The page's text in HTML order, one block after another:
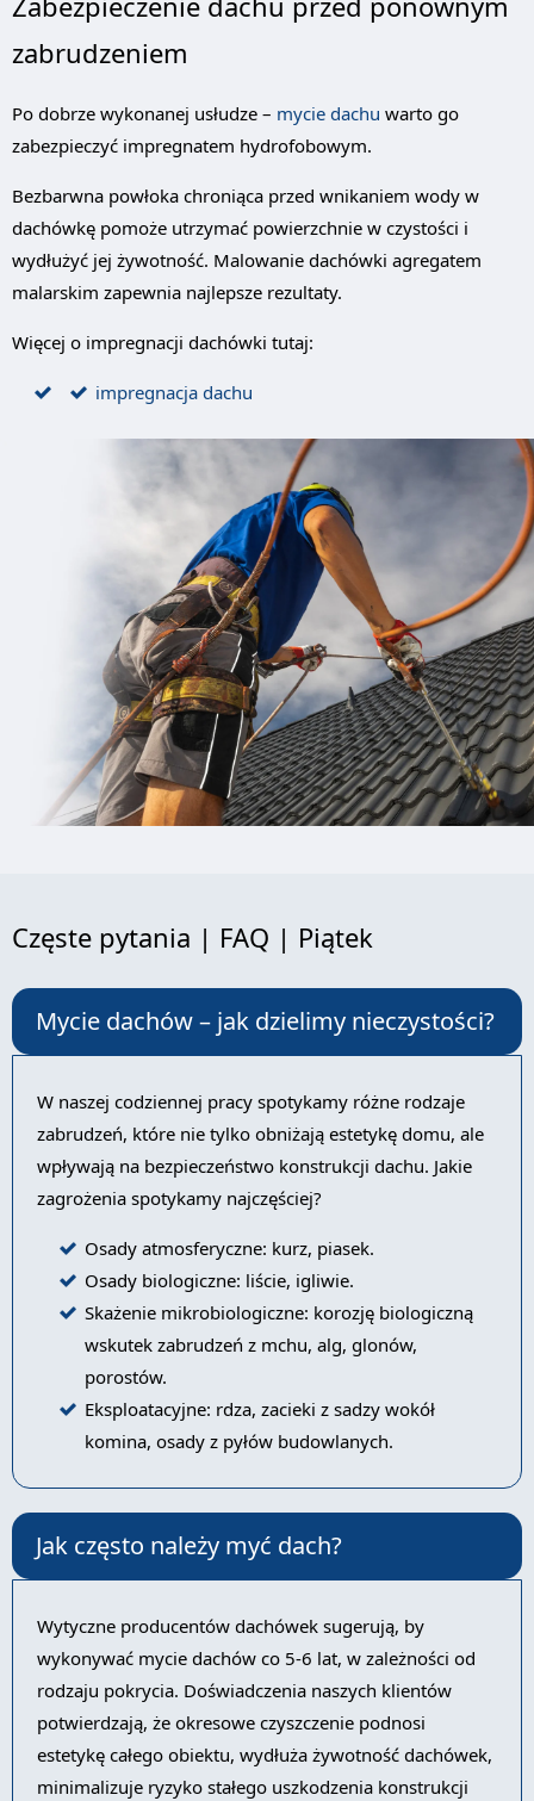
zabrudzeniem
Po dobrze wykonanej usłudze – mycie dachu warto go
zabezpieczyć impregnatem hydrofobowym.
Bezbarwna powłoka chroniąca przed wnikaniem wody w
dachówkę pomoże utrzymać powierzchnie w czystości i
wydłużyć jej żywotność. Malowanie dachówki agregatem
malarskim zapewnia najlepsze rezultaty.
Więcej o impregnacji dachówki tutaj:
impregnacja dachu
Częste pytania | FAQ | Piątek
Mycie dachów – jak dzielimy nieczystości?
W naszej codziennej pracy spotykamy różne rodzaje
zabrudzeń, które nie tylko obniżają estetykę domu, ale
wpływają na bezpieczeństwo konstrukcji dachu. Jakie
zagrożenia spotykamy najczęściej?
Osady atmosferyczne: kurz, piasek.
Osady biologiczne: liście, igliwie.
Skażenie mikrobiologiczne: korozję biologiczną
wskutek zabrudzeń z mchu, alg, glonów,
porostów.
Eksploatacyjne: rdza, zacieki z sadzy wokół
komina, osady z pyłów budowlanych.
Jak często należy myć dach?
Wytyczne producentów dachówek sugerują, by
wykonywać mycie dachów co 5-6 lat, w zależności od
rodzaju pokrycia. Doświadczenia naszych klientów
potwierdzają, że okresowe czyszczenie podnosi
estetykę całego obiektu, wydłuża żywotność dachówek,
minimalizuje ryzyko stałego uszkodzenia konstrukcji